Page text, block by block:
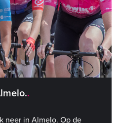
neer in Almelo. Op de